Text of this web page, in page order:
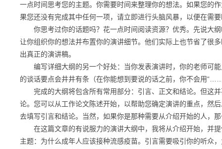
一点时间思考您的主题。你需要时间来整理你的想法。如果您的
果您还没有完成其中任何一项，请立即进行头脑风暴，以便在需
你思考过你的话题吗？花一点时间阅读资源？优秀。先说大纲
让你组织你的想法并布置你的演讲细节。他们实际上也节省了很
出真正的演讲稿。
编写详细大纲的另一个好处：当你发表演讲时，你的老师可能
的谈话要点会井井有条（在你能想到要说的话之前，你不会用
完成的大纲将包含所有常用部分：引言、正文和结论。但这并
论。您可以从工作论文陈述开始，以帮助您确定演讲的重点，然
去填写引言和结论。当然，如果你是那种需要从介绍开始的人，
在这篇文章的有说服力的演讲大纲中，我将从介绍开始，并提
主题：为什么成年人应该接种流感疫苗。引言需要吸引你的听众